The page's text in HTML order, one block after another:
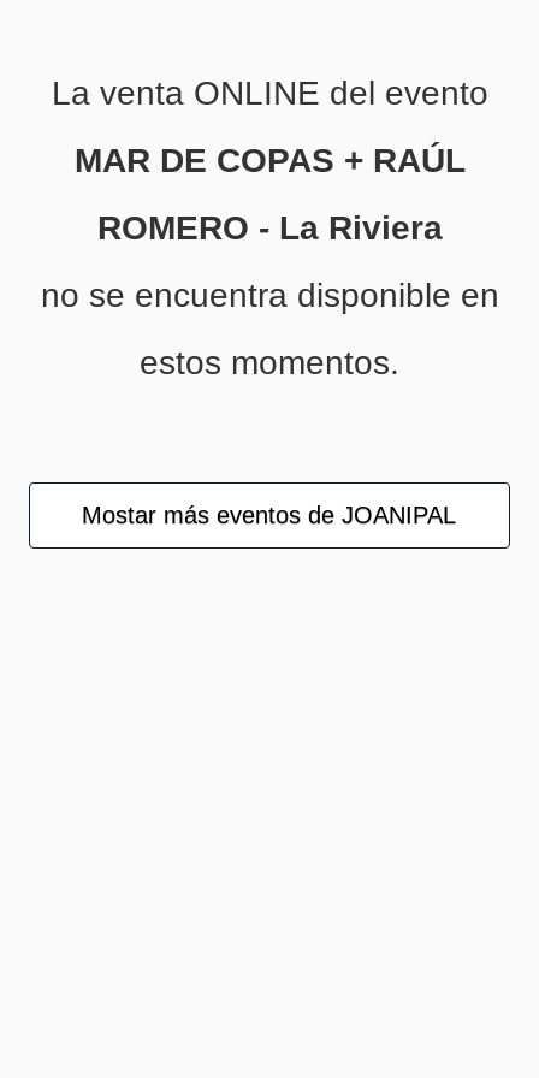
La venta ONLINE del evento
MAR DE COPAS + RAÚL
ROMERO - La Riviera
no se encuentra disponible en
estos momentos.
Mostar más eventos de JOANIPAL